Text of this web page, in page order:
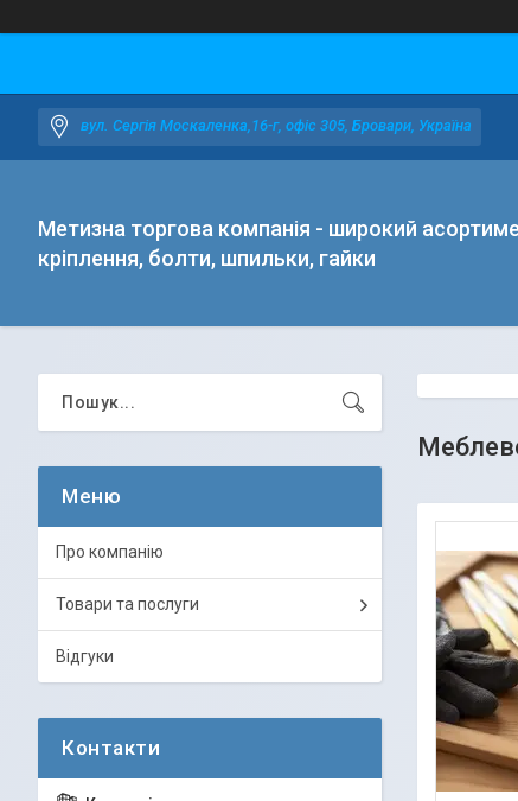
вул. Сергія Москаленка,16-г, офіс 305, Бровари, Україна
Метизна торгова компанія - широкий
кріплення, болти, шпильки, гайки
Про компанію
Товари та послуги
Відгуки